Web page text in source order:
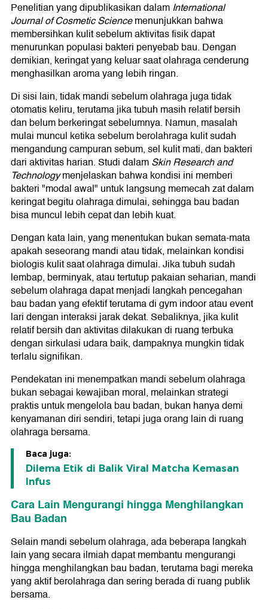
Penelitian yang dipublikasikan dalamInternational
Journal of Cosmetic Sciencemenunjukkan bahwa
membersihkan kulit sebelum aktivitas fisik dapat
menurunkan populasi bakteri penyebab bau. Dengan
demikian, keringat yang keluar saat olahraga cenderung
menghasilkan aroma yang lebih ringan.
Di sisi lain, tidak mandi sebelum olahraga juga tidak
otomatis keliru, terutama jika tubuh masih relatif bersih
dan belum berkeringat sebelumnya. Namun, masalah
mulai muncul ketika sebelum berolahraga kulit sudah
mengandung campuran sebum, sel kulit mati, dan bakteri
dari aktivitas harian. Studi dalamSkin Research and
Technologymenjelaskan bahwa kondisi ini memberi
bakteri "modal awal" untuk langsung memecah zat dalam
keringat begitu olahraga dimulai, sehingga bau badan
bisa muncul lebih cepat dan lebih kuat.
Dengan kata lain, yang menentukan bukan semata-mata
apakah seseorang mandi atau tidak, melainkan kondisi
biologis kulit saat olahraga dimulai. Jika tubuh sudah
lembap, berminyak, atau tertutup pakaian seharian, mandi
sebelum olahraga dapat menjadi langkah pencegahan
bau badan yang efektif terutama di gym indoor atau event
lari dengan interaksi jarak dekat. Sebaliknya, jika kulit
relatif bersih dan aktivitas dilakukan di ruang terbuka
dengan sirkulasi udara baik, dampaknya mungkin tidak
terlalu signifikan.
Pendekatan ini menempatkan mandi sebelum olahraga
bukan sebagai kewajiban moral, melainkan strategi
praktis untuk mengelola bau badan, bukan hanya demi
kenyamanan diri sendiri, tetapi juga orang lain di ruang
olahraga bersama.
Baca juga:
Dilema Etik di Balik Viral Matcha Kemasan
Infus
Cara Lain Mengurangi hingga Menghilangkan
Bau Badan
Selain mandi sebelum olahraga, ada beberapa langkah
lain yang secara ilmiah dapat membantu mengurangi
hingga menghilangkan bau badan, terutama bagi mereka
yang aktif berolahraga dan sering berada di ruang publik
bersama.